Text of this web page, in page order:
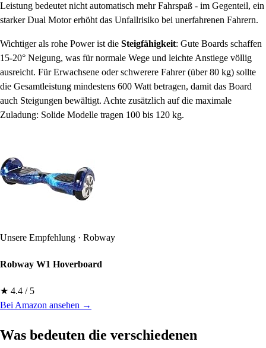
Leistung bedeutet nicht automatisch mehr Fahrspaß - im Gegenteil, ein
starker Dual Motor erhöht das Unfallrisiko bei unerfahrenen Fahrern.
Wichtiger als rohe Power ist die Steigfähigkeit: Gute Boards schaffen
15-20° Neigung, was für normale Wege und leichte Anstiege völlig
ausreicht. Für Erwachsene oder schwerere Fahrer (über 80 kg) sollte
die Gesamtleistung mindestens 600 Watt betragen, damit das Board
auch Steigungen bewältigt. Achte zusätzlich auf die maximale
Zuladung: Solide Modelle tragen 100 bis 120 kg.
Unsere Empfehlung · Robway
Robway W1 Hoverboard
★ 4.4 / 5
Bei Amazon ansehen →
Was bedeuten die verschiedenen